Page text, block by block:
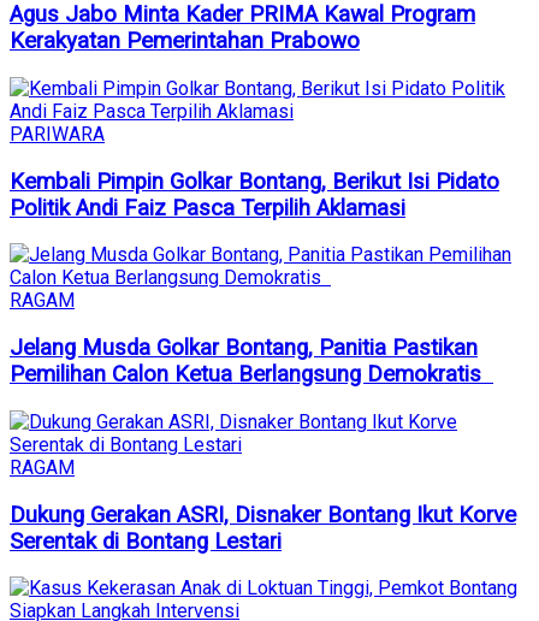
Agus Jabo Minta Kader PRIMA Kawal Program
Kerakyatan Pemerintahan Prabowo
PARIWARA
Kembali Pimpin Golkar Bontang, Berikut Isi Pidato
Politik Andi Faiz Pasca Terpilih Aklamasi
RAGAM
Jelang Musda Golkar Bontang, Panitia Pastikan
Pemilihan Calon Ketua Berlangsung Demokratis
RAGAM
Dukung Gerakan ASRI, Disnaker Bontang Ikut Korve
Serentak di Bontang Lestari